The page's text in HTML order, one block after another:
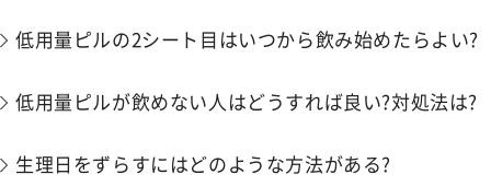
低用量ピルの2シート目はいつから飲み始めたらよい?
低用量ピルが飲めない人はどうすれば良い?対処法は?
生理日をずらすにはどのような方法がある?